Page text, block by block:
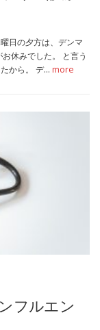
日の夕方は、デンマ
休みでした。 と言う
から。 デ… more
フルエン